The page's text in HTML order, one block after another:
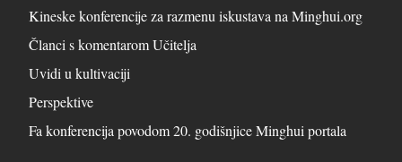
Kineske konferencije za razmenu iskustava na Minghui.org
Članci s komentarom Učitelja
Uvidi u kultivaciji
Perspektive
Fa konferencija povodom 20. godišnjice Minghui portala